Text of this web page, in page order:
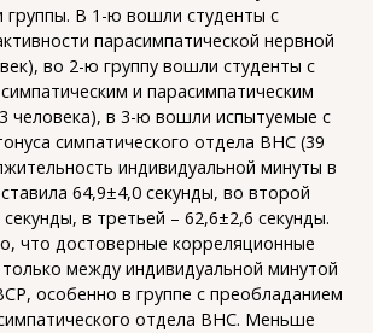
группы. В 1-ю вошли студенты с
парасимпатической нервной
во 2-ю группу вошли студенты с
и парасимпатическим
человека), в 3-ю вошли испытуемые с
симпатического отдела ВНС (39
индивидуальной минуты в
64,9±4,0 секунды, во второй
в третьей – 62,6±2,6 секунды.
что достоверные корреляционные
между индивидуальной минутой
особенно в группе с преобладанием
отдела ВНС. Меньше